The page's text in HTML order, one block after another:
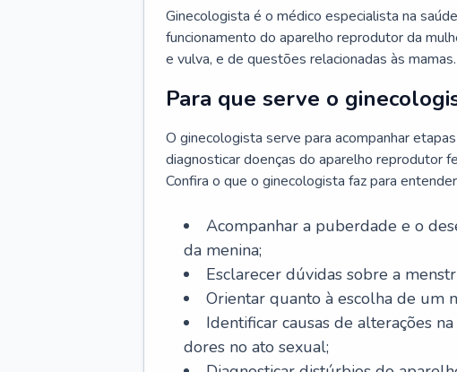
Ginecologista é o médico especialista na
funcionamento do aparelho reprodutor da
e vulva, e de questões relacionadas às mamas.
Para que serve o
O ginecologista serve para acompanhar
diagnosticar doenças do aparelho reprodutor
Confira o que o ginecologista faz para
Acompanhar a puberdade e o
da menina;
Esclarecer dúvidas sobre a
Orientar quanto à escolha de um
Identificar causas de alterações
dores no ato sexual;